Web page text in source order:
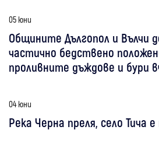
05 юни
Общините Дългопол и Вълчи
частично бедствено
проливните дъждове и бури
04 юни
Река Черна преля, село Тича